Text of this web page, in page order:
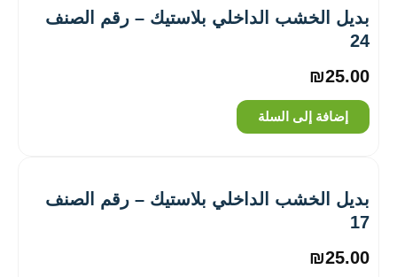
بديل الخشب الداخلي بلاستيك – رقم الصنف
24
₪25.00
إضافة إلى السلة
بديل الخشب الداخلي بلاستيك – رقم الصنف
17
₪25.00